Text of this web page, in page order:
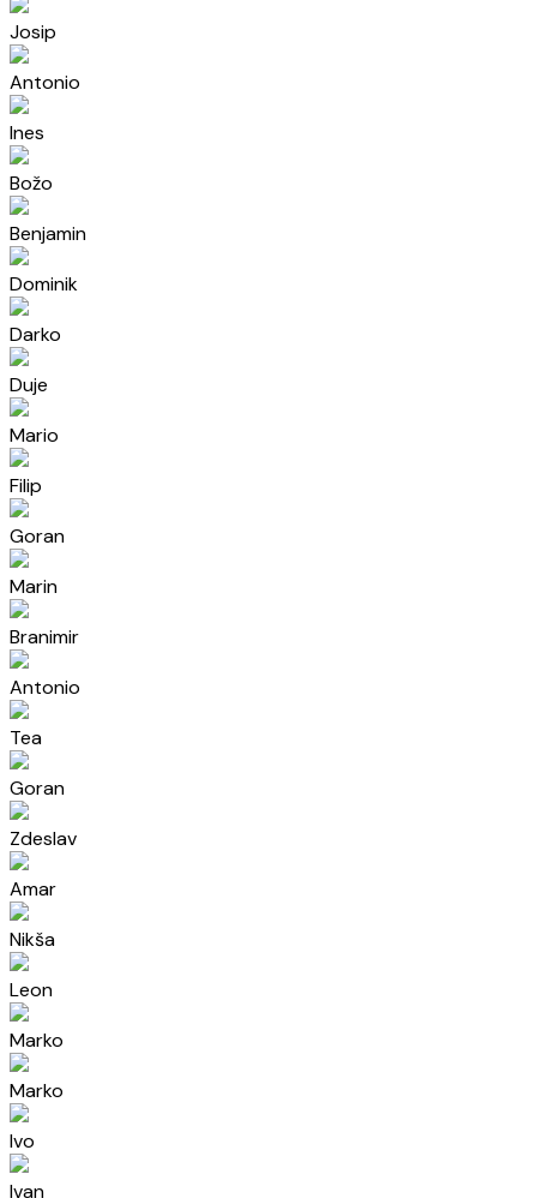
Josip
Antonio
Ines
Božo
Benjamin
Dominik
Darko
Duje
Mario
Filip
Goran
Marin
Branimir
Antonio
Tea
Goran
Zdeslav
Amar
Nikša
Leon
Marko
Marko
Ivo
Ivan